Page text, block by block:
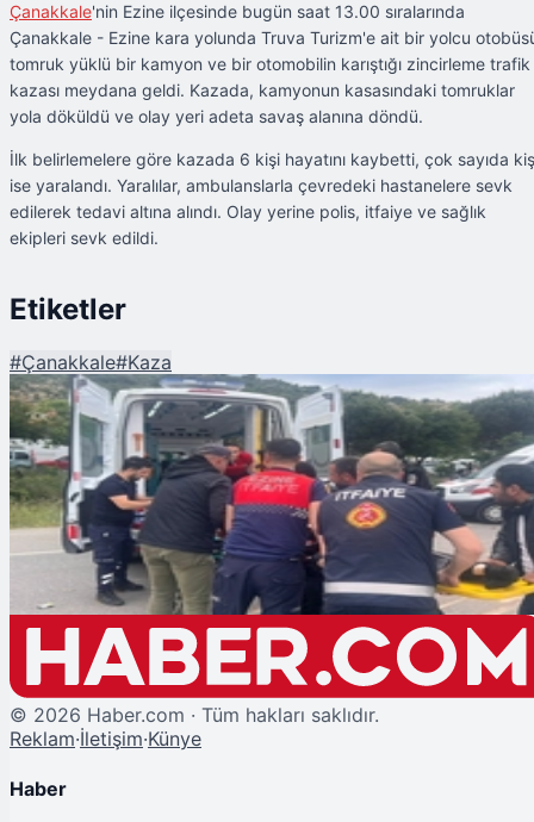
Çanakkale'nin Ezine ilçesinde bugün saat 13.00 sıralarında
Çanakkale - Ezine kara yolunda Truva Turizm'e ait bir yolcu
tomruk yüklü bir kamyon ve bir otomobilin karıştığı zincirleme trafik
kazası meydana geldi. Kazada, kamyonun kasasındaki tomruklar
yola döküldü ve olay yeri adeta savaş alanına döndü.
İlk belirlemelere göre kazada 6 kişi hayatını kaybetti, çok sayıda
ise yaralandı. Yaralılar, ambulanslarla çevredeki hastanelere sevk
edilerek tedavi altına alındı. Olay yerine polis, itfaiye ve sağlık
ekipleri sevk edildi.
Etiketler
#Çanakkale#Kaza
Şu An Okunan
Çanakkale Ezine'de Feci Kaza: 6 Ölü!
© 2026 Haber.com · Tüm hakları saklıdır.
Reklam·İletişim·Künye
Haber